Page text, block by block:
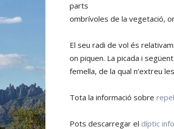
parts
ombrívoles de la vegetació,
El seu radi de vol és
on piquen. La picada i
femella, de la qual n’extreu
Tota la informació sobre
Pots descarregar el díptic